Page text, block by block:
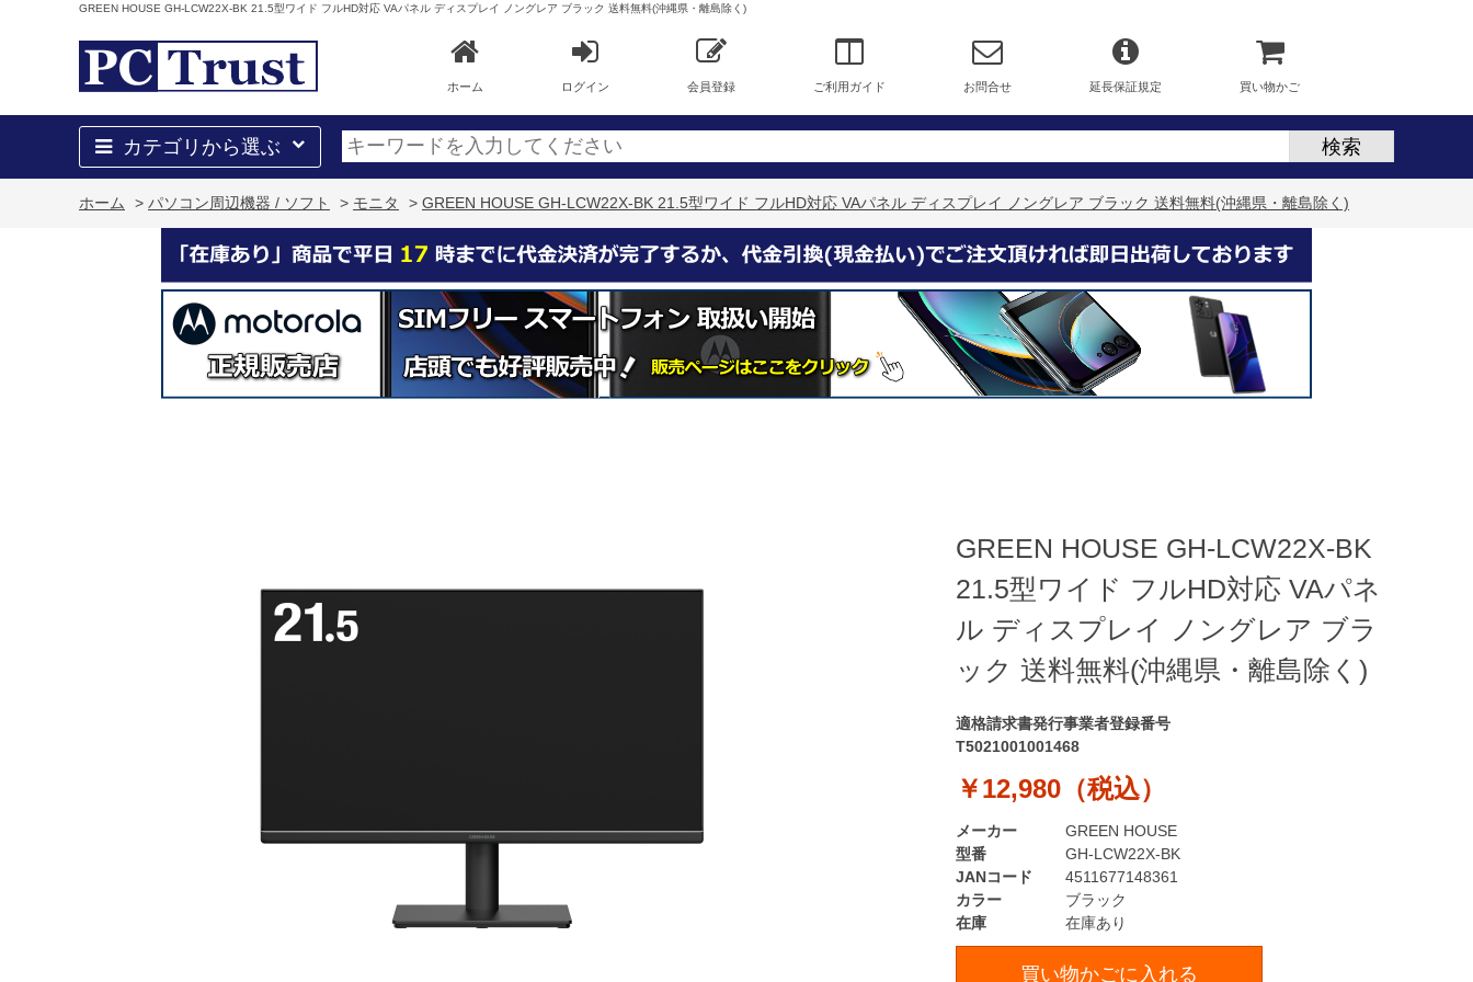
GREEN HOUSE GH-LCW22X-BK 21.5型ワイド フルHD対応 VAパネル ディスプレイ ノングレア ブラック 送料無料(沖縄県・離島除く)
ホーム ログイン 会員登録 ご利用ガイド お問合せ 延長保証規定 買い物かご
カテゴリから選ぶ
ホーム > パソコン周辺機器 / ソフト > モニタ > GREEN HOUSE GH-LCW22X-BK 21.5型ワイド フルHD対応 VAパネル ディスプレイ ノングレア ブラック 送料無料(沖縄県・離島除く)
GREEN HOUSE GH-LCW22X-BK
21.5型ワイド フルHD対応 VAパネ
ル ディスプレイ ノングレア ブラ
ック 送料無料(沖縄県・離島除く)
適格請求書発行事業者登録番号
T5021001001468
￥12,980（税込）
型番
GH-LCW22X-BK
JANコード
4511677148361
カラー
ブラック
在庫
在庫あり
メーカー GREEN HOUSE
買い物かごに入れる